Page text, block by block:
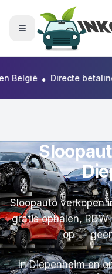
Menu openen
• Directe betaling bij
Sloopauto verkopen
gratis ophalen,
op —
In Diepenheim en